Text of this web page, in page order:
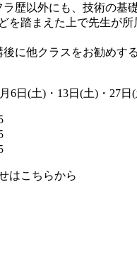
歴以外にも、技術の基
を踏まえた上で先生が
に他クラスをお勧めす
6日(土)・13日(土)・27日
はこちらから